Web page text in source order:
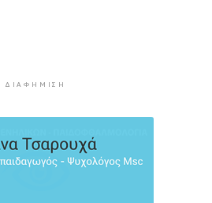
η παρουσίαση του
της ΕΛ.Α.Σ. στη
ΔΙΑΦΉΜΙΣΗ